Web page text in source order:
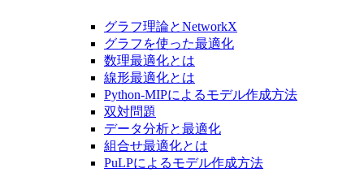
グラフ理論とNetworkX
グラフを使った最適化
数理最適化とは
線形最適化とは
Python-MIPによるモデル作成方法
双対問題
データ分析と最適化
組合せ最適化とは
PuLPによるモデル作成方法